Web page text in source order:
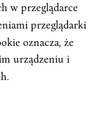
państw
przez
z Polskim
w przeglądarce
przeglądarki
oznacza, że
urządzeniu i